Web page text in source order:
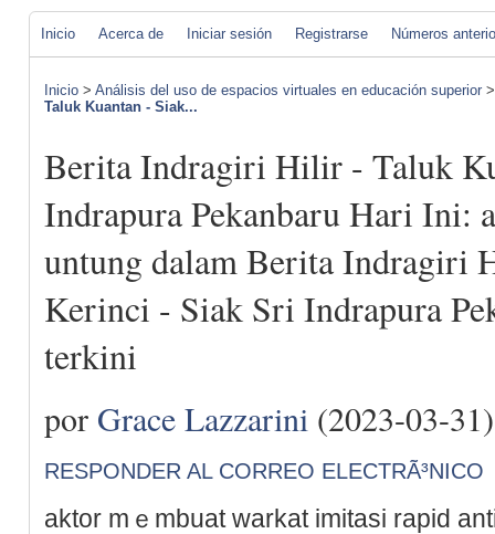
Inicio Acerca de Iniciar sesión Registrarse Números
Inicio > Análisis del uso de espacios virtuales en educación superior
Taluk Kuantan - Siak...
Berita Indragiri Hilir - Taluk
Indrapura Pekanbaru Hari Ini:
untung dalam Berita Indragiri
Kerinci - Siak Sri Indrapura
terkini
por Grace Lazzarini (2023-03-31)
RESPONDER AL CORREO ELECTRÃ³NICO
aktor mｅmbuat warkat imitasi rapid